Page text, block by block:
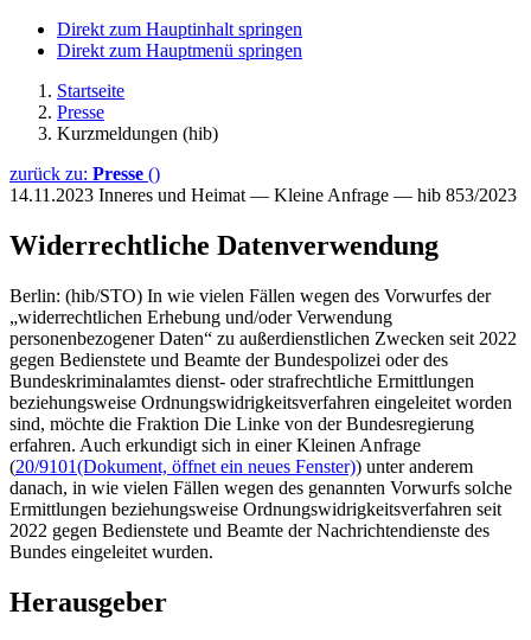
Direkt zum Hauptinhalt springen
Direkt zum Hauptmenü springen
Startseite
Presse
Kurzmeldungen (hib)
zurück zu: Presse ()
14.11.2023 Inneres und Heimat — Kleine Anfrage — hib 853/2023
Widerrechtliche Datenverwendung
Berlin: (hib/STO) In wie vielen Fällen wegen des Vorwurfes der
„widerrechtlichen Erhebung und/oder Verwendung
personenbezogener Daten“ zu außerdienstlichen Zwecken seit 2022
gegen Bedienstete und Beamte der Bundespolizei oder des
Bundeskriminalamtes dienst- oder strafrechtliche Ermittlungen
beziehungsweise Ordnungswidrigkeitsverfahren eingeleitet worden
sind, möchte die Fraktion Die Linke von der Bundesregierung
erfahren. Auch erkundigt sich in einer Kleinen Anfrage
(20/9101(Dokument, öffnet ein neues Fenster)) unter anderem
danach, in wie vielen Fällen wegen des genannten Vorwurfs solche
Ermittlungen beziehungsweise Ordnungswidrigkeitsverfahren seit
2022 gegen Bedienstete und Beamte der Nachrichtendienste des
Bundes eingeleitet wurden.
Herausgeber